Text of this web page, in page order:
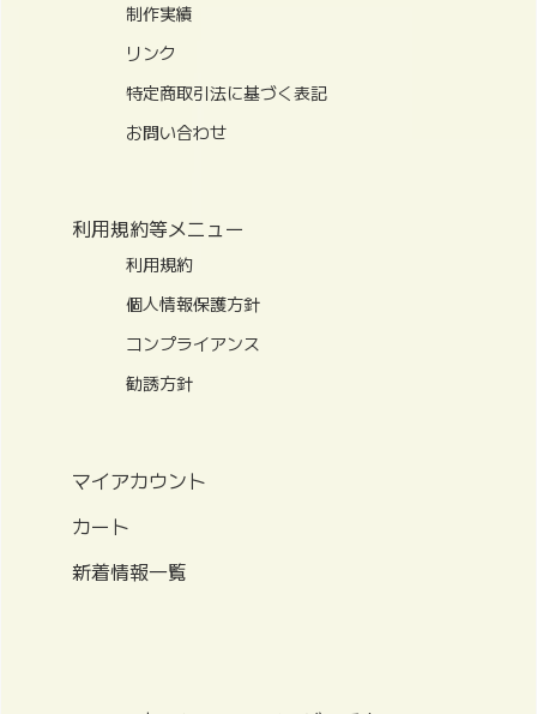
制作実績
リンク
特定商取引法に基づく表記
お問い合わせ
利用規約等メニュー
利用規約
個人情報保護方針
コンプライアンス
勧誘方針
マイアカウント
カート
新着情報一覧